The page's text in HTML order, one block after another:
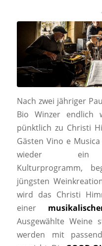
Nach zwei jähriger
Bio Winzer endlich
pünktlich zu Christi
Gästen Vino e
wieder ein
Kulturprogramm,
jüngsten
wird das Christi
einer
Ausgewählte Weine
werden mit